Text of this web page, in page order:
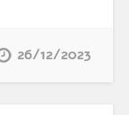
26/12/2023